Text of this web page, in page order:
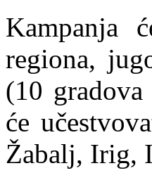
Kampanja
regiona,
(10
će
Žabalj, Irig,